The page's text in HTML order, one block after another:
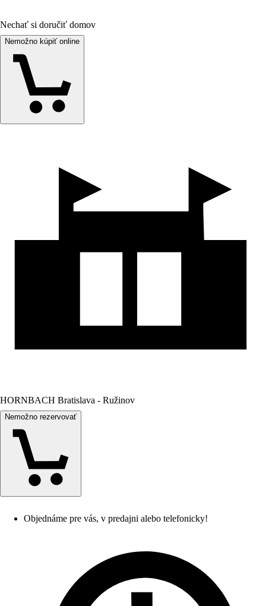
Nechať si doručiť domov
Nemožno kúpiť online
HORNBACH Bratislava - Ružinov
Nemožno rezervovať
Objednáme pre vás, v predajni alebo telefonicky!